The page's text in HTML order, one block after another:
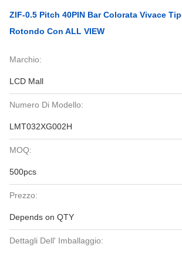
ZIF-0.5 Pitch 40PIN Bar Colorata Vivace
Rotondo Con ALL VIEW
Marchio:
LCD Mall
Numero Di Modello:
LMT032XG002H
MOQ:
500pcs
Prezzo:
Depends on QTY
Dettagli Dell' Imballaggio: